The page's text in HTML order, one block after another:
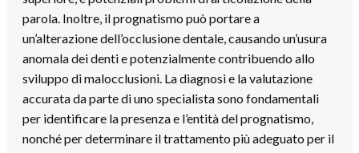
parola. Inoltre, il prognatismo può portare a
un’alterazione dell’occlusione dentale, causando un’usura
anomala dei denti e potenzialmente contribuendo allo
sviluppo di malocclusioni. La diagnosi e la valutazione
accurata da parte di uno specialista sono fondamentali
per identificare la presenza e l’entità del prognatismo,
nonché per determinare il trattamento più adeguato per il